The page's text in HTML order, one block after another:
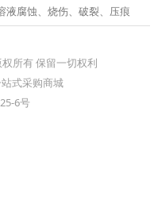
液腐蚀、烧伤、破裂、压痕
所有 保留一切权利
式采购商城
6号